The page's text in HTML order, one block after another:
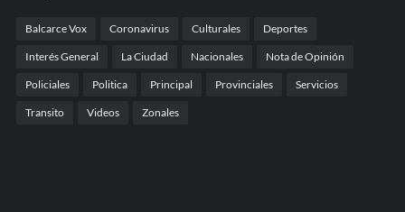
Balcarce Vox Coronavirus Culturales Deportes
Interés General La Ciudad Nacionales Nota de Opinión
Policiales Politica Principal Provinciales Servicios
Transito Videos Zonales